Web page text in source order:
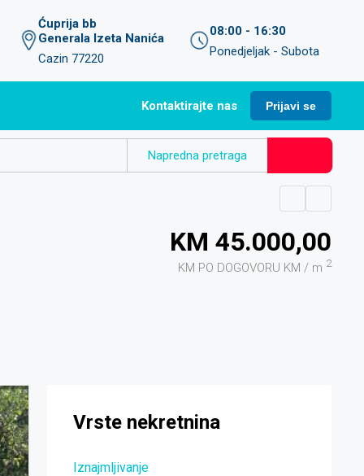
Ćuprija bb
Generala Izeta Nanića
Cazin 77220
08:00 - 16:30
Ponedjeljak - Subota
Kontaktirajte nas Prijavi se
Napredna pretraga
KM 45.000,00
KM PO DOGOVORU KM / m 2
Vrste nekretnina
Iznajmljivanje